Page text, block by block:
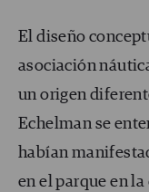
El diseño
asociación
un origen
Echelman se
habían
en el parque en